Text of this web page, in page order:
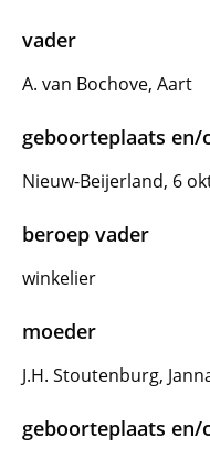
vader
A. van Bochove, Aart
geboorteplaats en/
Nieuw-Beijerland, 6
beroep vader
winkelier
moeder
J.H. Stoutenburg,
geboorteplaats en/